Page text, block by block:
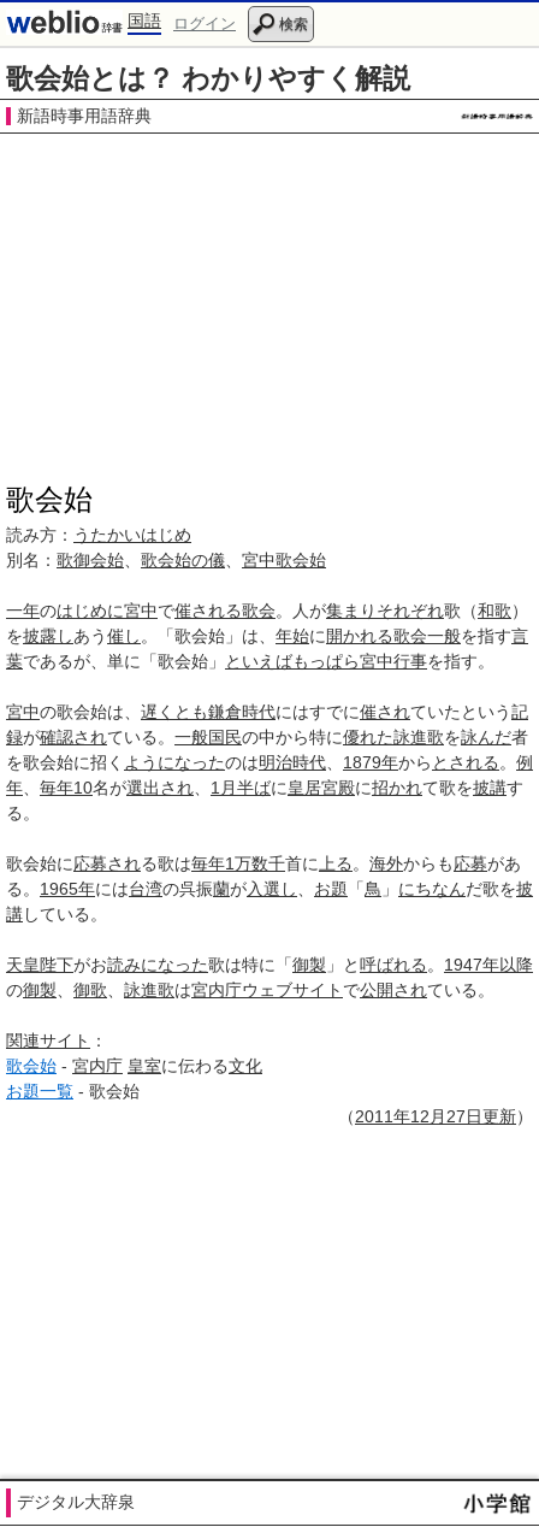
国語 ログイン 検索
歌会始とは？ わかりやすく解説
新語時事用語辞典
歌会始
読み方： うたかいはじめ
別名： 歌御会始 歌会始の儀 宮中歌会始
一年のはじめに宮中で催される歌会。人が集まり それぞれ歌（和歌）
を披露しあう催し 。「歌会始」は、 年始に 開かれる歌会一般を指す言
葉であるが、単に「歌会始」 といえばもっぱら宮中行事を指す。
宮中の歌会始は、 遅くとも鎌倉時代にはすでに催されていたという記
録が確認されている。 一般国民の中から特に優れた詠進歌を詠んだ者
を歌会始に招く ようになったのは明治時代 1879年から とされる 。 例
年
毎年10名が選出され 1月半ばに皇居宮殿に招かれて歌を披講す
る。
歌会始に応募される歌は毎年1万数千首に 上る 。 海外からも応募があ
る。 1965年には台湾の呉振蘭が入選し お題 「鳥 」 にちなんだ歌を披
講している。
天皇陛下がお読みになった歌は特に「御製 」と呼ばれる 。 1947年以降
の御製 御歌 詠進歌は宮内庁ウェブサイト で公開されている。
関連サイト ：
歌会始 - 宮内庁 皇室に伝わる文化
お題一覧 - 歌会始
（2011年12月 27日更新）
デジタル大辞泉